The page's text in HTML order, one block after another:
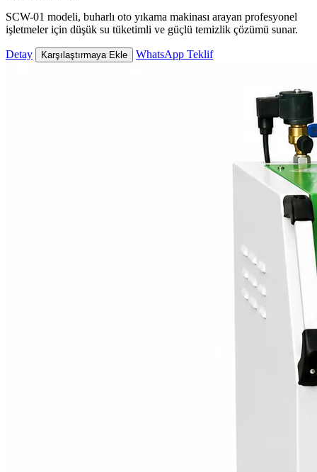
SCW-01 modeli, buharlı oto yıkama makinası arayan profesyonel
işletmeler için düşük su tüketimli ve güçlü temizlik çözümü sunar.
Detay Karşılaştırmaya Ekle WhatsApp Teklif